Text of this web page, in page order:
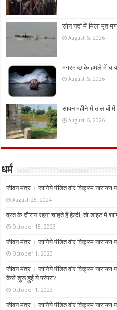
सोन नदी में मिला मृत
August 6, 2026
मगरमच्छ के हमले में
August 6, 2026
सावन महीने में तालाबों में
August 6, 2026
धर्म
जीवन मंत्र । जानिये पंडित वीर विक्रम
August 25, 2024
व्रत के दौरान रहना चाहते हैं हेल्दी, तो डाइट में
October 15, 2023
जीवन मंत्र । जानिये पंडित वीर विक्रम नारायण
October 1, 2023
जीवन मंत्र । जानिये पंडित वीर विक्रम
कैसे शुरू हुई ये परंपरा?
October 1, 2023
जीवन मंत्र । जानिये पंडित वीर विक्रम नारायण